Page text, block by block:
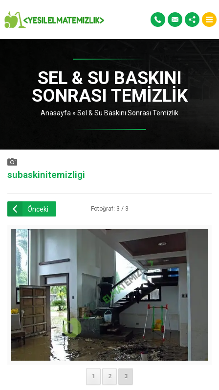
SEL & SU BASKINI
SONRASI TEMIZLIK
Anasayfa » Sel & Su Baskını Sonrası Temizlik
subaskinitemizligi
Önceki Fotoğraf: 3 / 3
1 2 3